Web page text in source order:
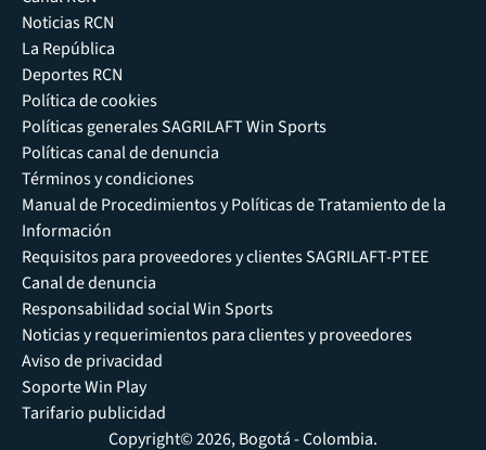
Noticias RCN
La República
Deportes RCN
Política de cookies
Políticas generales SAGRILAFT Win Sports
Políticas canal de denuncia
Términos y condiciones
Manual de Procedimientos y Políticas de Tratamiento de la
Información
Requisitos para proveedores y clientes SAGRILAFT-PTEE
Canal de denuncia
Responsabilidad social Win Sports
Noticias y requerimientos para clientes y proveedores
Aviso de privacidad
Soporte Win Play
Tarifario publicidad
Copyright© 2026, Bogotá - Colombia.